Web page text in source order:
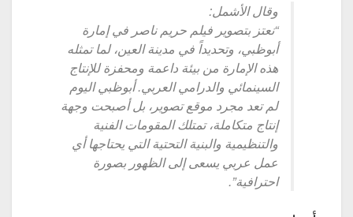
وقال الأشمل:
“نعتز بتصوير فيلم حريم ناصر في إمارة
أبوظبي، وتحديداً في مدينة العين، لما تمثله
هذه الإمارة من بيئة داعمة ومحفزة للإنتاج
السينمائي والدرامي العربي. أبوظبي اليوم
لم تعد مجرد موقع تصوير، بل أصبحت وجهة
إنتاج متكاملة، تمتلك المقومات الفنية
والتنظيمية والبنية التحتية التي يحتاجها أي
عمل عربي يسعى إلى الظهور بصورة
احترافية”.